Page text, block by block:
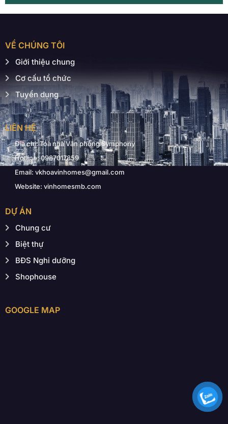
VỀ CHÚNG TÔI
Giới thiệu chung
Cơ cấu tổ chức
Tuyển dụng
LIÊN HỆ
Địa chỉ: Toà nhà Văn phòng Symphony
Hotline: 0987017859
Email: vkhoavinhomes@gmail.com
Website: vinhomesmb.com
DỰ ÁN
Chung cư
Biệt thự
BĐS Nghỉ dưỡng
Shophouse
GOOGLE MAP